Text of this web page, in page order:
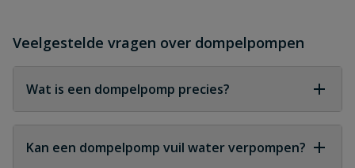
Veelgestelde vragen over dompelpompen
Wat is een dompelpomp precies?
Een dompelpomp is een pomp die volledig onder
water wordt geplaatst en water snel en efficiënt
afvoert naar een andere locatie.
Kan een dompelpomp vuil water verpompen?